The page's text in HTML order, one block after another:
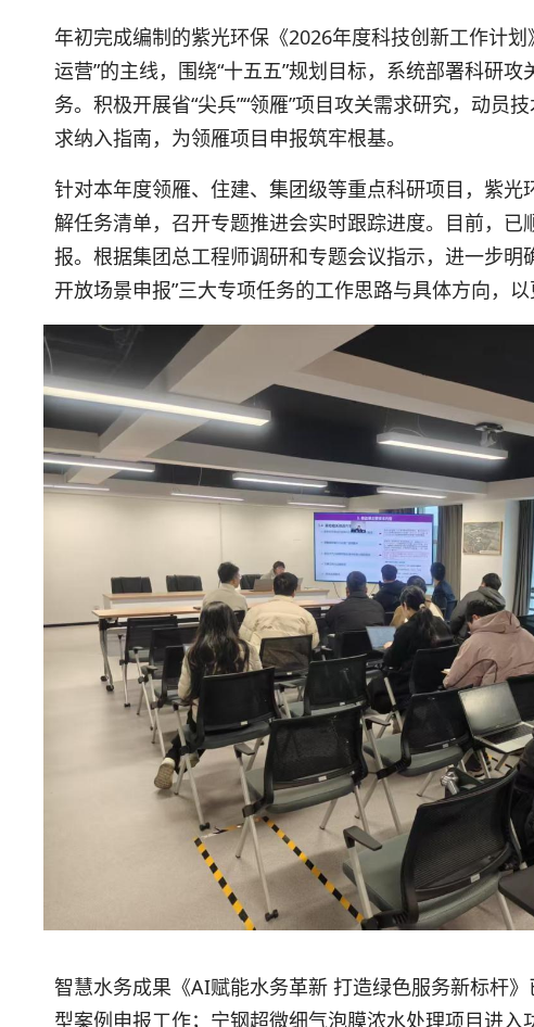
年初完成编制的紫光环保《2026年度科技创新工作计
运营”的主线，围绕“十五五”规划目标，系统部署科研
务。积极开展省“尖兵”“领雁”项目攻关需求研究，动员
求纳入指南，为领雁项目申报筑牢根基。
针对本年度领雁、住建、集团级等重点科研项目，紫
解任务清单，召开专题推进会实时跟踪进度。目前，
报。根据集团总工程师调研和专题会议指示，进一步明
开放场景申报”三大专项任务的工作思路与具体方向，
智慧水务成果《AI赋能水务革新 打造绿色服务新标杆
型案例申报工作；宁钢超微细气泡膜浓水处理项目进